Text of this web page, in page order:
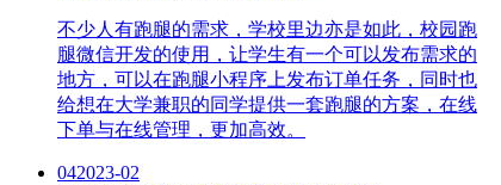
不少人有跑腿的需求，学校里边亦是如此，校园跑
腿微信开发的使用，让学生有一个可以发布需求的
地方，可以在跑腿小程序上发布订单任务，同时也
给想在大学兼职的同学提供一套跑腿的方案，在线
下单与在线管理，更加高效。
042023-02